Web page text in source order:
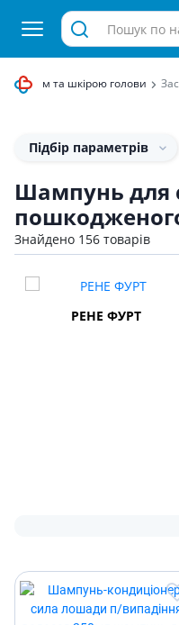
та шкірою голови
Підбір параметрів
Шампунь для
Знайдено 156 товарів
РЕНЕ ФУРТ